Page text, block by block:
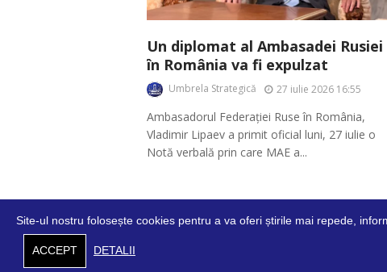
Un diplomat al Ambasadei Rusiei
în România va fi expulzat
Umbrela Strategică 27 iulie 2026 16:55
Ambasadorul Federației Ruse în România,
Vladimir Lipaev a primit oficial luni, 27 iulie o
Notă verbală prin care MAE a...
Site-ul nostru folosește cookies pentru a va oferi știrile mai repede,
ACCEPT DETALII